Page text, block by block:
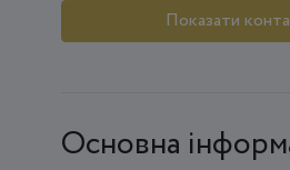
Показати
Основна